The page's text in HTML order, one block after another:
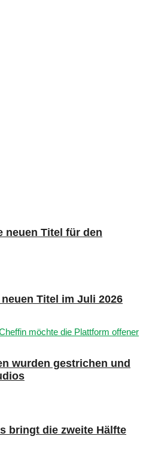
neuen Titel für den
Titel im Juli 2026
wurden gestrichen und
bringt die zweite Hälfte